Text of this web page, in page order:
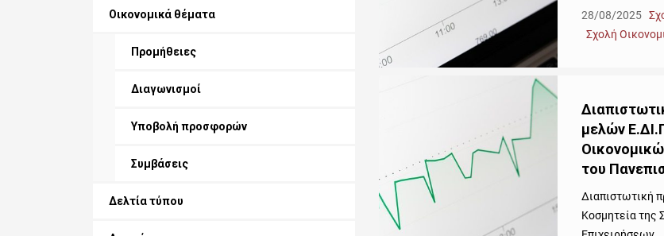
28/08/2025
Σχολή
μελών
του
Διαπιστωτική
Κοσμητεία της
Οικονομικά θέματα
Προμήθειες
Διαγωνισμοί
Υποβολή προσφορών
Συμβάσεις
Δελτία τύπου